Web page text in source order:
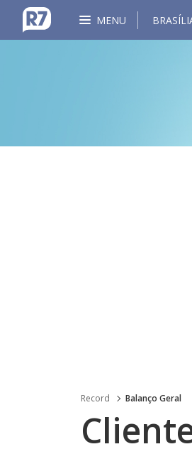
MENU
Record Balanço Geral